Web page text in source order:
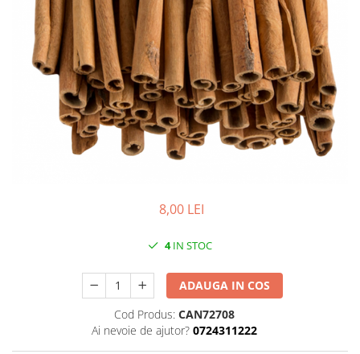
Iarba Artificiala
8,00 LEI
4IN STOC
ADAUGA IN COS
Cod Produs: CAN72708
Ai nevoie de ajutor? 0724311222